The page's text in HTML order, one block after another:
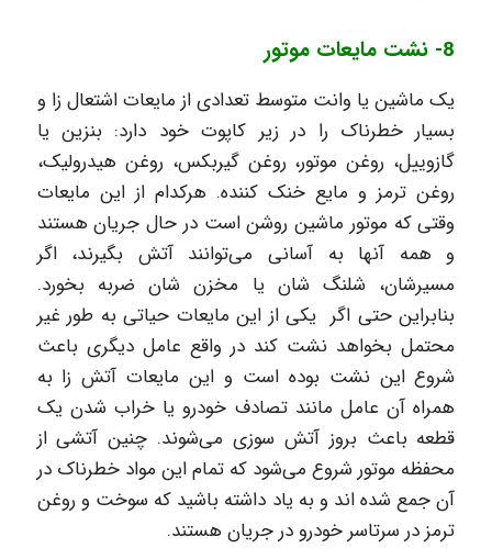
8- نشت مایعات موتور
یک ماشین یا وانت متوسط تعدادی از مایعات اشتعال زا و
بسیار خطرناک را در زیر کاپوت خود دارد: بنزین یا
گازوییل، روغن موتور، روغن گیربکس، روغن هیدرولیک،
روغن ترمز و مایع خنک کننده. هرکدام از این مایعات
وقتی که موتور ماشین روشن است در حال جریان هستند
و همه آنها به آسانی می‌توانند آتش بگیرند، اگر
مسیرشان، شلنگ شان یا مخزن شان ضربه بخورد.
بنابراین حتی اگر یکی از این مایعات حیاتی به طور غیر
محتمل بخواهد نشت کند در واقع عامل دیگری باعث
شروع این نشت بوده است و این مایعات آتش زا به
همراه آن عامل مانند تصادف خودرو یا خراب شدن یک
قطعه باعث بروز آتش سوزی می‌شوند. چنین آتشی از
محفظه موتور شروع می‌شود که تمام این مواد خطرناک در
آن جمع شده اند و به یاد داشته باشید که سوخت و روغن
ترمز در سرتاسر خودرو در جریان هستند.